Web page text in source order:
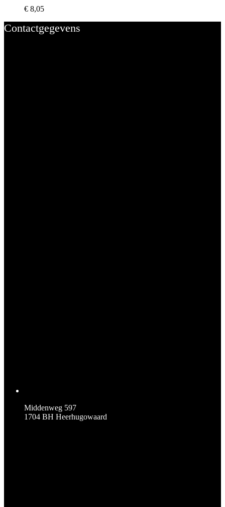
€ 8,05
Contactgegevens
Middenweg 597
1704 BH Heerhugowaard